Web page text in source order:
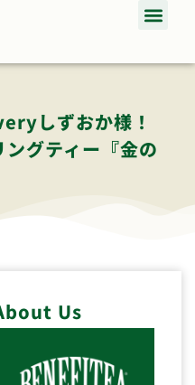
しずおか様！
グティー『金の
Us